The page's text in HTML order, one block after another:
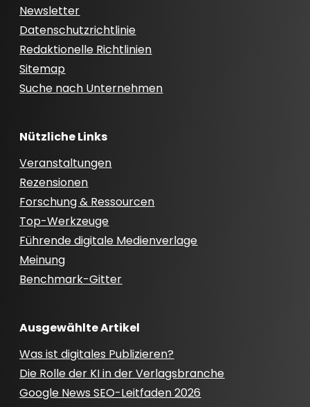
Newsletter
Datenschutzrichtlinie
Redaktionelle Richtlinien
Sitemap
Suche nach Unternehmen
Nützliche Links
Veranstaltungen
Rezensionen
Forschung & Ressourcen
Top-Werkzeuge
Führende digitale Medienverlage
Meinung
Benchmark-Gitter
Ausgewählte Artikel
Was ist digitales Publizieren?
Die Rolle der KI in der Verlagsbranche
Google News SEO-Leitfaden 2026